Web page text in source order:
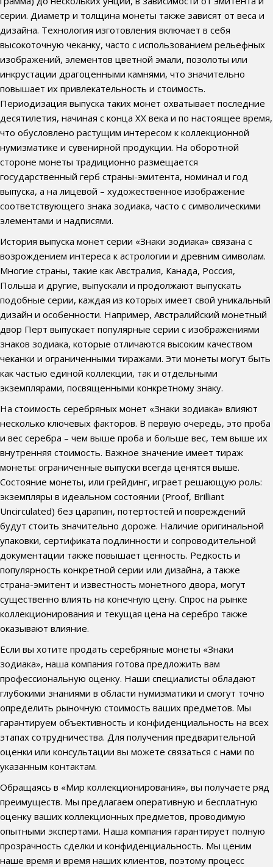
серии. Диаметр и толщина монеты также зависят от веса и
дизайна. Технология изготовления включает в себя
высокоточную чеканку, часто с использованием рельефных
изображений, элементов цветной эмали, позолоты или
инкрустации драгоценными камнями, что значительно
повышает их привлекательность и стоимость.
Периодизация выпуска таких монет охватывает последние
десятилетия, начиная с конца XX века и по настоящее время,
что обусловлено растущим интересом к коллекционной
нумизматике и сувенирной продукции. На оборотной
стороне монеты традиционно размещается
государственный герб страны-эмитента, номинал и год
выпуска, а на лицевой – художественное изображение
соответствующего знака зодиака, часто с символическими
элементами и надписями.
История выпуска монет серии «Знаки зодиака» связана с
возрождением интереса к астрологии и древним символам.
Многие страны, такие как Австралия, Канада, Россия,
Польша и другие, выпускали и продолжают выпускать
подобные серии, каждая из которых имеет свой уникальный
дизайн и особенности. Например, Австралийский монетный
двор Перт выпускает популярные серии с изображениями
знаков зодиака, которые отличаются высоким качеством
чеканки и ограниченными тиражами. Эти монеты могут быть
как частью единой коллекции, так и отдельными
экземплярами, посвященными конкретному знаку.
На стоимость серебряных монет «Знаки зодиака» влияют
несколько ключевых факторов. В первую очередь, это проба
и вес серебра – чем выше проба и больше вес, тем выше их
внутренняя стоимость. Важное значение имеет тираж
монеты: ограниченные выпуски всегда ценятся выше.
Состояние монеты, или грейдинг, играет решающую роль:
экземпляры в идеальном состоянии (Proof, Brilliant
Uncirculated) без царапин, потертостей и повреждений
будут стоить значительно дороже. Наличие оригинальной
упаковки, сертификата подлинности и сопроводительной
документации также повышает ценность. Редкость и
популярность конкретной серии или дизайна, а также
страна-эмитент и известность монетного двора, могут
существенно влиять на конечную цену. Спрос на рынке
коллекционирования и текущая цена на серебро также
оказывают влияние.
Если вы хотите продать серебряные монеты «Знаки
зодиака», наша компания готова предложить вам
профессиональную оценку. Наши специалисты обладают
глубокими знаниями в области нумизматики и смогут точно
определить рыночную стоимость ваших предметов. Мы
гарантируем объективность и конфиденциальность на всех
этапах сотрудничества. Для получения предварительной
оценки или консультации вы можете связаться с нами по
указанным контактам.
Обращаясь в «Мир коллекционирования», вы получаете ряд
преимуществ. Мы предлагаем оперативную и бесплатную
оценку ваших коллекционных предметов, проводимую
опытными экспертами. Наша компания гарантирует полную
прозрачность сделки и конфиденциальность. Мы ценим
наше время и время наших клиентов, поэтому процесс